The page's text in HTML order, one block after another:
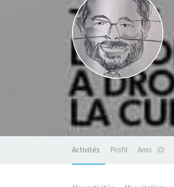
Activités Profil Amis 0